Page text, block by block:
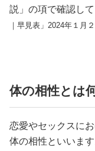
説」の項で確認して
｜早見表」2024年１月２
体の相性とは
恋愛やセックスに
体の相性といいま